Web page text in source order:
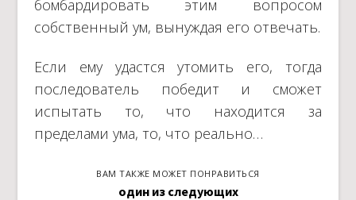
бомбардировать этим вопросом
собственный ум, вынуждая его отвечать.
Если ему удастся утомить его, тогда
последователь победит и сможет
испытать то, что находится за
пределами ума, то, что реально…
ВАМ ТАКЖЕ МОЖЕТ ПОНРАВИТЬСЯ
один из следующих